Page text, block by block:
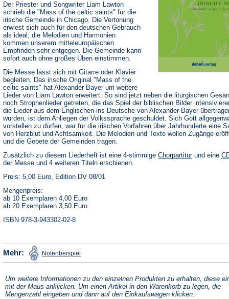
Der Priester und Songwriter Liam Lawton
schrieb die "Mass of the celtic saints" für die
irische Gemeinde in Chicago. Die Vertonung
erwiest sich auch für den deutschen Gebrauch
als ideal; die Melodien und Harmonien
kommen unserem mitteleuropäischen
Empfinden sehr entgegen. Die Gemeinde kann
sofort auch ohne großes Üben einstimmen.
Die Messe lässt sich mit Gitarre oder Klavier
begleiten. Das irische Original "Mass of the
celtic saints" hat Alexander Bayer um weitere
Lieder von Liam Lawton erweitert. So sind jetzt neben die liturgischen
noch Strophenlieder getreten, die das Spiel der biblischen Bilder
die Lieder aus dem Englischen ins Deutsche von Alexander Bayer
wurden, ist dem Anliegen der Volkssprache geschuldet. Sich Gott
vorstellen zu dürfen, war für die irischen Vorfahren über Jahrhunderte eine
von Herzblut und Achtsamkeit. Die Melodien und Texte wollen Zugänge
und die Gebete der Gemeinden tragen.
Zusätzlich zu diesem Liederheft ist eine 4-stimmige Chorpartiturund eine
der Messe und 4 weiteren Titeln erschienen.
Preis: 5,00 Euro, Edition DV 08/01
Mengenpreis:
ab 10 Exemplaren 4,00 Euro
ab 20 Exemplaren 3,50 Euro
ISBN 978-3-943302-02-8
Mehr: Notenbeispiel in
einem
Tab)
Um weitere Informationen zu den einzelnen Produkten zu erhalten, diese
mit der Maus anklicken. Um einen Artikel in den Warenkorb zu legen, die
Mengenzahl eingeben und dann auf den Einkaufswagen klicken.